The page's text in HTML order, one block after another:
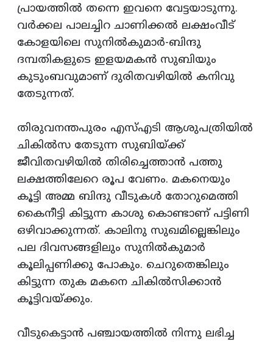
പ്രായത്തില്‍ തന്നെ ഇവനെ വേട്ടയാടുന്നു.
വര്‍ക്കല പാലച്ചിറ ചാണിക്കല്‍ ലക്ഷംവീട്‌
കോളയിലെ സുനില്‍കുമാര്‍-ബിന്ദു
ദമ്പതികളുടെ ഇളയമകന്‍ സുബിയും
കുടുംബവുമാണ്‌ ദുരിതവഴിയില്‍ കനിവു
തേടുന്നത്‌.
തിരുവനന്തപുരം എസ്‌എടി ആശുപത്രിയില്‍
ചികില്‍സ തേടുന്ന സുബിയ്‌ക്ക്‌
ജീവിതവഴിയില്‍ തിരിച്ചെത്താന്‍ പത്തു
ലക്ഷത്തിലേറെ രൂപ വേണം. മകനെയും
കൂട്ടി അമ്മ ബിന്ദു വീടുകള്‍ തോറുമെത്തി
കൈനീട്ടി കിട്ടുന്ന കാശു കൊണ്ടാണ്‌ പട്ടിണി
ഒഴിവാക്കുന്നത്‌. കാലിനു സുഖമില്ലെങ്കിലും
പല ദിവസങ്ങളിലും സുനില്‍കുമാര്‍
കൂലിപ്പണിക്കു പോകും. ചെറുതെങ്കിലും
കിട്ടുന്ന തുക മകനെ ചികില്‍സിക്കാന്‍
കൂട്ടിവയ്‌ക്കും.
വീടുകെട്ടാന്‍ പഞ്ചായത്തില്‍ നിന്നു ലഭിച്ച